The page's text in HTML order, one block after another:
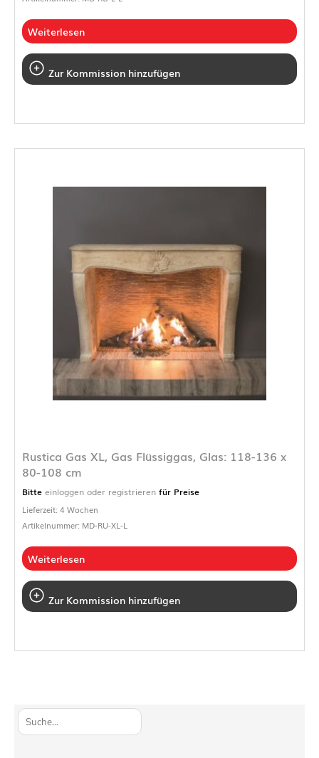
S
u
Weiterlesen
Zur Kommission hinzufügen
Rustica Gas XL, Gas Flüssiggas, Glas: 118-136 x
80-108 cm
Bitte einloggen oder registrieren für Preise
Lieferzeit: 4 Wochen
Artikelnummer: MD-RU-XL-L
Weiterlesen
Zur Kommission hinzufügen